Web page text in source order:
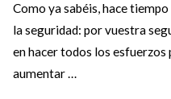
Como ya sabéis, hace
la seguridad: por vuestra
en hacer todos los
aumentar …